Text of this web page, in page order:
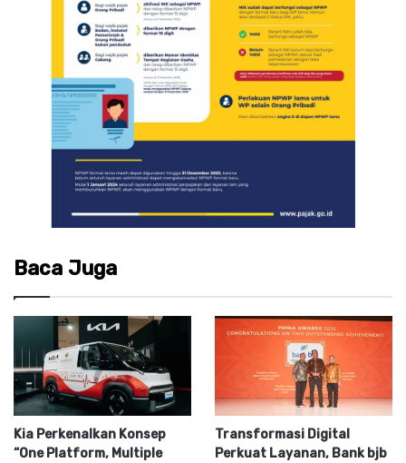
Baca Juga
Kia Perkenalkan Konsep
“One Platform, Multiple
Transformasi Digital
Perkuat Layanan, Bank bjb